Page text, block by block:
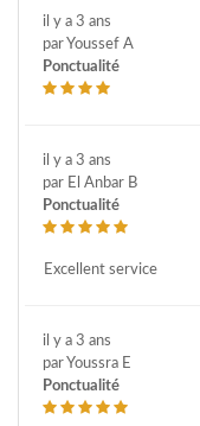
il y a 3 ans
par Youssef A
Ponctualité
il y a 3 ans
par El Anbar B
Ponctualité
Excellent service
il y a 3 ans
par Youssra E
Ponctualité